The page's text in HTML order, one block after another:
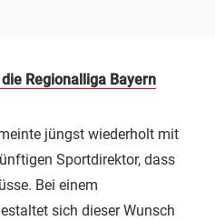
Regionalliga Bayern
jüngst wiederholt mit
Sportdirektor, dass
Bei einem
sich dieser Wunsch